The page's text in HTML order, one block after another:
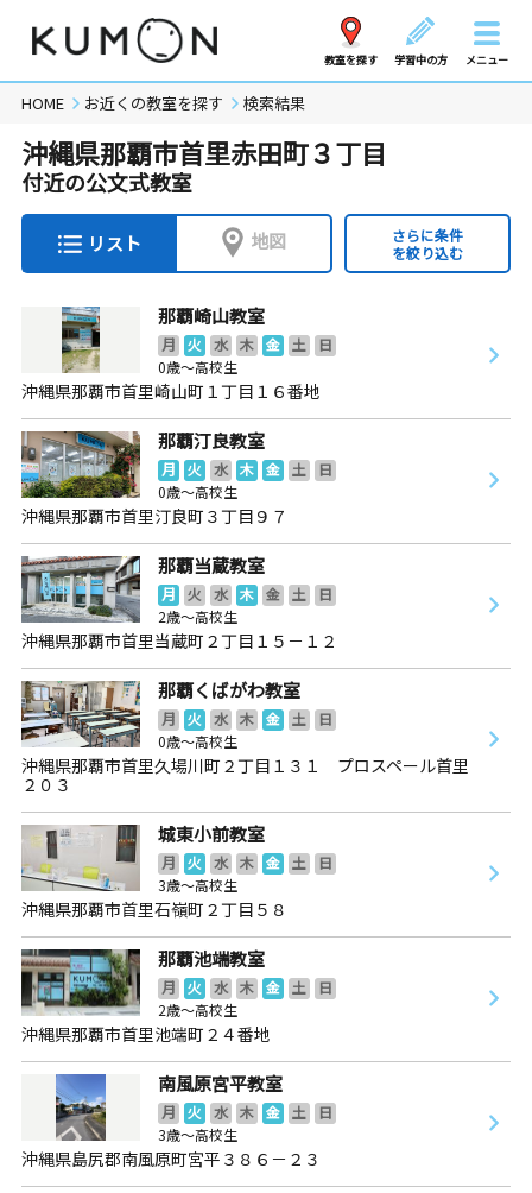
教室を探す 学習中の方 メニュー
HOME お近くの教室を探す 検索結果
沖縄県那覇市首里赤田町３丁目
付近の公文式教室
リスト 地図
さらに条件
を絞り込む
那覇崎山教室
月 火 水 木 金 土
日
0歳～高校生
沖縄県那覇市首里崎山町１丁目１６番地
那覇汀良教室
月 火 水 木 金 土
日
0歳～高校生
沖縄県那覇市首里汀良町３丁目９７
那覇当蔵教室
月 火 水 木 金 土
日
2歳～高校生
沖縄県那覇市首里当蔵町２丁目１５－１２
那覇くばがわ教室
月 火 水 木 金 土
日
0歳～高校生
沖縄県那覇市首里久場川町２丁目１３１ プロスペール首里
２０３
城東小前教室
月 火 水 木 金 土
日
3歳～高校生
沖縄県那覇市首里石嶺町２丁目５８
那覇池端教室
月 火 水 木 金 土
日
2歳～高校生
沖縄県那覇市首里池端町２４番地
南風原宮平教室
月 火 水 木 金 土
日
3歳～高校生
沖縄県島尻郡南風原町宮平３８６－２３